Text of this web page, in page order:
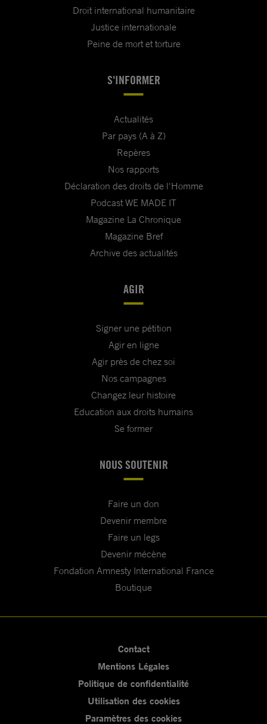
Droit international humanitaire
Justice internationale
Peine de mort et torture
S'INFORMER
Actualités
Par pays (A à Z)
Repères
Nos rapports
Déclaration des droits de l'Homme
Podcast WE MADE IT
Magazine La Chronique
Magazine Bref
Archive des actualités
AGIR
Signer une pétition
Agir en ligne
Agir près de chez soi
Nos campagnes
Changez leur histoire
Education aux droits humains
Se former
NOUS SOUTENIR
Faire un don
Devenir membre
Faire un legs
Devenir mécène
Fondation Amnesty International France
Boutique
Contact
Mentions Légales
Politique de confidentialité
Utilisation des cookies
Paramètres des cookies